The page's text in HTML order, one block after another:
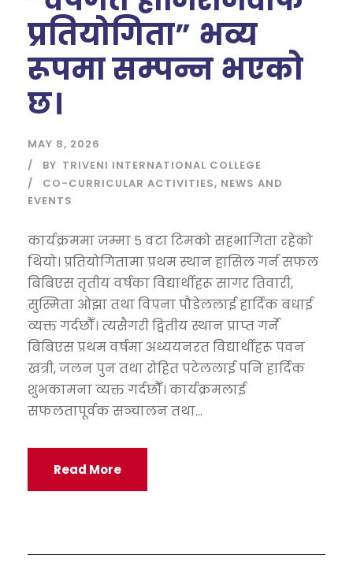
प्रतियोगिता” भव्य
रूपमा सम्पन्न भएको
छ।
MAY 8, 2026
BY TRIVENI INTERNATIONAL COLLEGE
CO-CURRICULAR ACTIVITIES, NEWS AND
EVENTS
कार्यक्रममा जम्मा ५ वटा टिमको सहभागिता रहेको
थियो। प्रतियोगितामा प्रथम स्थान हासिल गर्न सफल
बिबिएस तृतीय वर्षका विद्यार्थीहरू सागर तिवारी,
सुस्मिता ओझा तथा विपना पौडेललाई हार्दिक बधाई
व्यक्त गर्दछौँ। त्यसैगरी द्वितीय स्थान प्राप्त गर्ने
बिबिएस प्रथम वर्षमा अध्ययनरत विद्यार्थीहरू पवन
खत्री, जलन पुन तथा रोहित पटेललाई पनि हार्दिक
शुभकामना व्यक्त गर्दछौँ। कार्यक्रमलाई
सफलतापूर्वक सञ्चालन तथा...
Read More